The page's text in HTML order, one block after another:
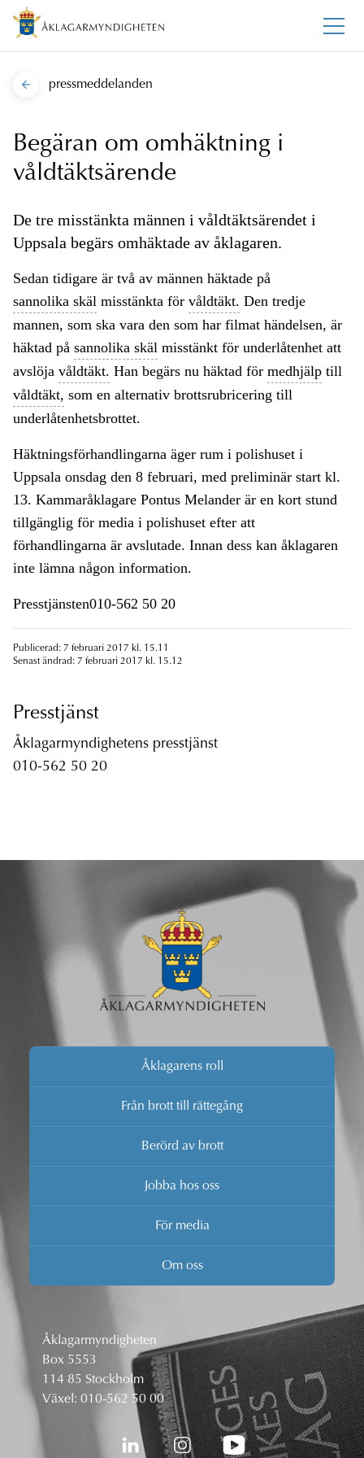
pressmeddelanden
Begäran om omhäktning i
våldtäktsärende
De tre misstänkta männen i våldtäktsärendet i
Uppsala begärs omhäktade av åklagaren.
Sedan tidigare är två av männen häktade på
sannolika skäl misstänkta för våldtäkt. Den tredje
mannen, som ska vara den som har filmat händelsen, är
häktad på sannolika skäl misstänkt för underlåtenhet att
avslöja våldtäkt. Han begärs nu häktad för medhjälp till
våldtäkt, som en alternativ brottsrubricering till
underlåtenhetsbrottet.
Häktningsförhandlingarna äger rum i polishuset i
Uppsala onsdag den 8 februari, med preliminär start kl.
13. Kammaråklagare Pontus Melander är en kort stund
tillgänglig för media i polishuset efter att
förhandlingarna är avslutade. Innan dess kan åklagaren
inte lämna någon information.
Presstjänsten010-562 50 20
Publicerad: 7 februari 2017 kl. 15.11
Senast ändrad: 7 februari 2017 kl. 15.12
Presstjänst
Åklagarmyndighetens presstjänst
010-562 50 20
Åklagarens roll
Från brott till rättegång
Berörd av brott
Jobba hos oss
För media
Om oss
Åklagarmyndigheten
Box 5553
114 85 Stockholm
Växel: 010-562 50 00